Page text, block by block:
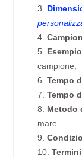
3.
4.
5.
campione;
6.Tempo
7.Tempo
8. Metodo
mare
9.
10.